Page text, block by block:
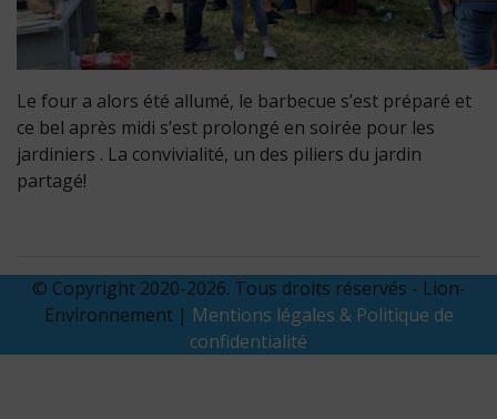
Le four a alors été allumé, le barbecue s’est préparé et
ce bel après midi s’est prolongé en soirée pour les
jardiniers . La convivialité, un des piliers du jardin
partagé!
© Copyright 2020-2026. Tous droits réservés - Lion-
Environnement | Mentions légales & Politique de
confidentialité